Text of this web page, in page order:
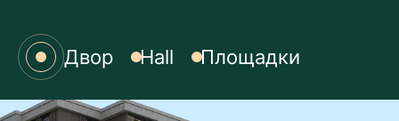
Двор Hall Площадки